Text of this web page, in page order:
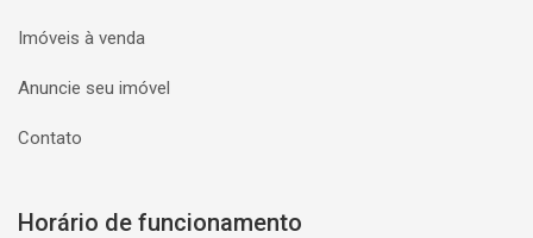
Imóveis à venda
Anuncie seu imóvel
Contato
Horário de funcionamento